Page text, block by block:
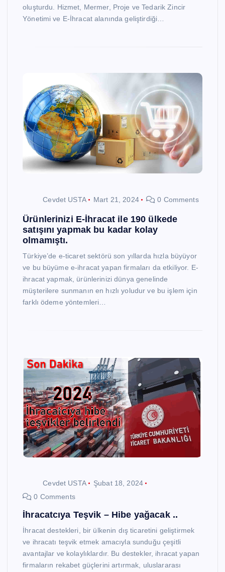
oluşturdu. Hizmet, Mermer, Proje ve Tedarik Zincir
Yönetimi ve E-İhracat alanında geliştirdiği…
Cevdet USTA Mart 21, 2024 0 Comments
Ürünlerinizi E-İhracat ile 190 ülkede
satışını yapmak bu kadar kolay
olmamıştı.
Türkiye’de e-ticaret sektörü son yıllarda hızla büyüyor
ve bu büyüme e-ihracat yapan firmaları da etkiliyor. E-
ihracat yapmak, ürünlerinizi dünya genelinde
müşterilere sunmanın en hızlı yoludur ve bu işlem için
farklı ödeme yöntemleri…
Cevdet USTA
Şubat 18, 2024
0 Comments
İhracatcıya Teşvik – Hibe yağacak ..
İhracat destekleri, bir ülkenin dış ticaretini geliştirmek
ve ihracatı teşvik etmek amacıyla sunduğu çeşitli
avantajlar ve kolaylıklardır. Bu destekler, ihracat yapan
firmaların rekabet güçlerini artırmak, uluslararası